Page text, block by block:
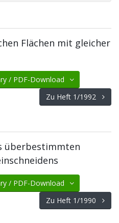
Flächen mit gleicher
/ PDF-Download
Zu Heft 1/1992
überbestimmten
/ PDF-Download
Zu Heft 1/1990